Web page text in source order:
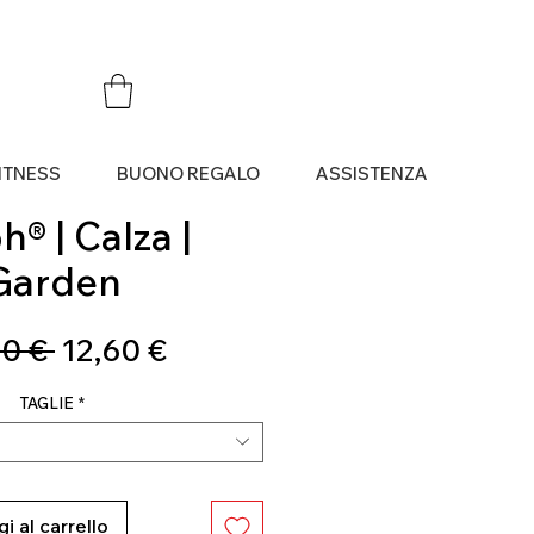
BUONO REGALO ASSISTENZA
| Calza |
€ Prezzo
12,60 €Prezzo
TAGLIE *
al carrello